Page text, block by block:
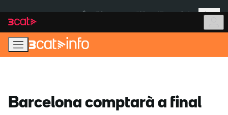
navegació
principal
contingut
Més
Barcelona comptarà a final